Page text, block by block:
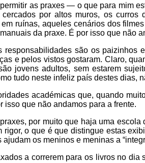
as praxes — o que para mim
cercados por altos muros, os
ruínas, aqueles cenários dos
da praxe. É por isso que não
responsabilidades são os
e pelos vistos gostaram. Claro,
jovens adultos, sem estarem
tudo neste infeliz país destes dias,
académicas que, quando
isso que não andamos para a frente.
por muito que haja uma
rigor, o que é que distingue estas
os meninos e meninas a
a correrem para os livros no